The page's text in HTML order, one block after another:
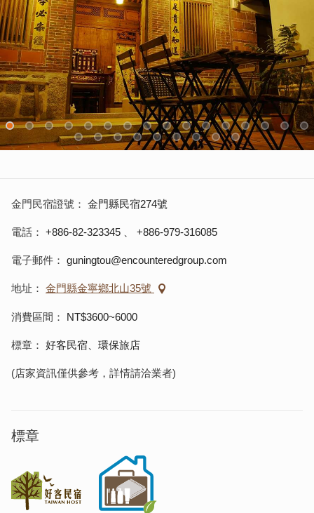
金門民宿證號 金門縣民宿274號
電話 +886-82-323345 +886-979-316085
電子郵件 guningtou@encounteredgroup.com
地址 金門縣金寧鄉北山35號
消費區間 NT$3600~6000
標章 好客民宿、環保旅店
(店家資訊僅供參考，詳情請洽業者)
標章